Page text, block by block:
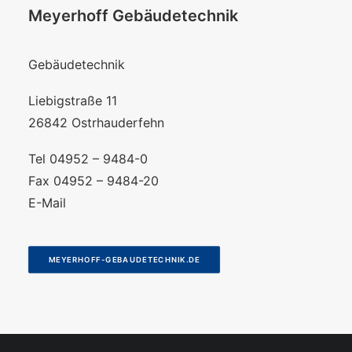
Meyerhoff Gebäudetechnik
Gebäudetechnik
Liebigstraße 11
26842 Ostrhauderfehn
Tel 04952 – 9484-0
Fax 04952 – 9484-20
E-Mail
MEYERHOFF-GEBAUDETECHNIK.DE